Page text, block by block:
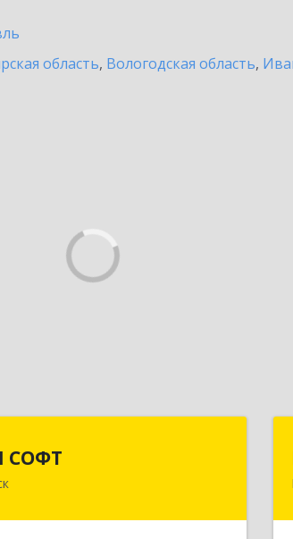
область, Вологодская область,
СОФТ
Ярославская обл, Рыбинский